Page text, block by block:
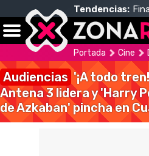
Tendencias:
Portada Cine
Audiencias '¡A todo
Antena 3 lidera y 'Harry
de Azkaban' pincha en